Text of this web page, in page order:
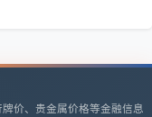
价、贵金属价格等金融信息